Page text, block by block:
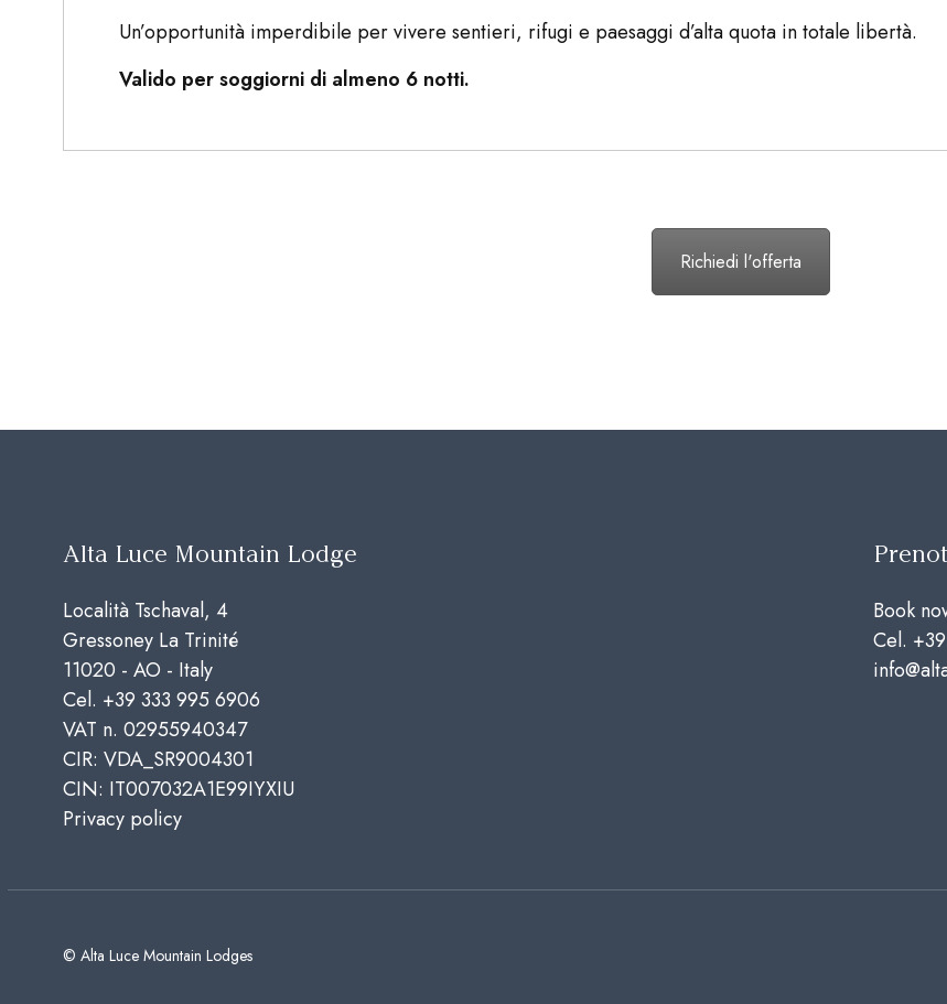
Un’opportunità imperdibile per vivere sentieri, rifugi e paesaggi d’alta quota in totale libertà.
Valido per soggiorni di almeno 6 notti.
Richiedi l'offerta
Alta Luce Mountain Lodge
Località Tschaval, 4
Gressoney La Trinité
11020 - AO - Italy
Cel. +39 333 995 6906
VAT n. 02955940347
CIR: VDA_SR9004301
CIN: IT007032A1E99IYXIU
Privacy policy
Book
Cel.
© Alta Luce Mountain Lodges